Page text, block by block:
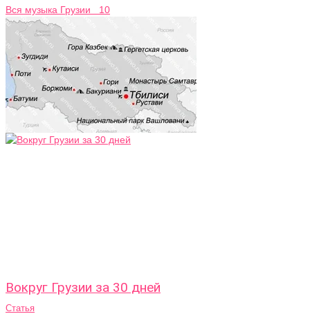
Вся музыка Грузии 10
Вокруг Грузии за 30 дней
Статья